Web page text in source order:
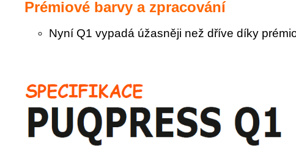
Prémiové barvy a zpracování
Nyní Q1 vypadá úžasněji než dříve díky